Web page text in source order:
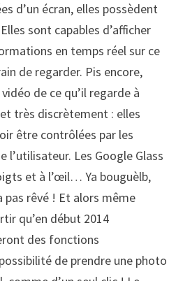
d’un écran, elles possèdent
sont capables d’afficher
en temps réel sur ce
de regarder. Pis encore,
de ce qu’il regarde à
très discrètement : elles
être contrôlées par les
l’utilisateur. Les Google Glass
et à l’œil… Ya bouguèlb,
pas rêvé ! Et alors même
qu’en début 2014
des fonctions
de prendre une photo